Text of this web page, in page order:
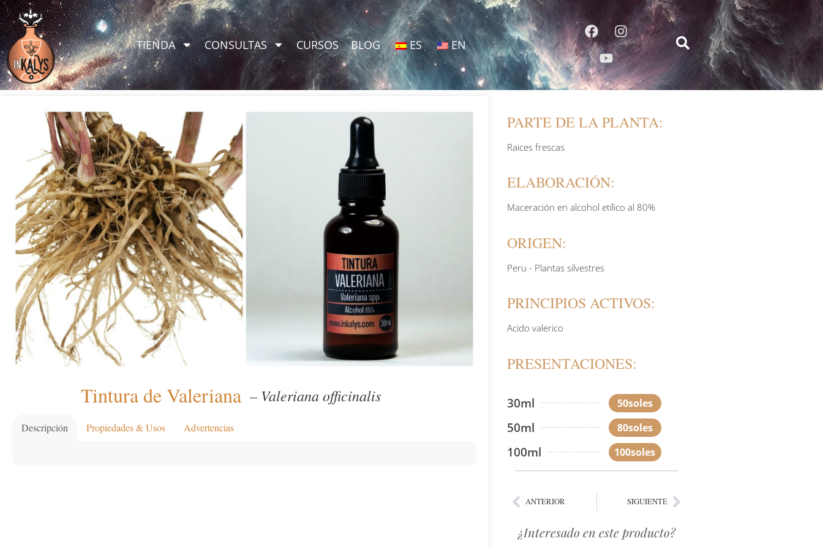
TIENDA CONSULTAS CURSOS BLOG ES EN
Tintura de Valeriana – Valeriana officinalis
Descripción Propiedades & Usos Advertencias
PARTE DE LA PLANTA:
Raices frescas
ELABORACIÓN:
Maceración en alcohol etílico al 80%
ORIGEN:
Peru - Plantas silvestres
PRINCIPIOS ACTIVOS:
Acido valerico
PRESENTACIONES:
30ml 50soles
50ml 80soles
100ml 100soles
ANTERIOR SIGUIENTE
¿Interesado en este producto?